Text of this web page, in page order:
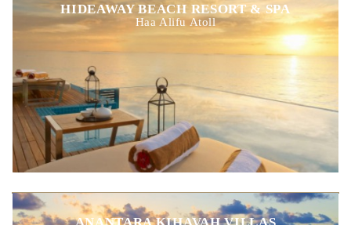
HIDEAWAY BEACH RESORT & SPA
Haa Alifu Atoll